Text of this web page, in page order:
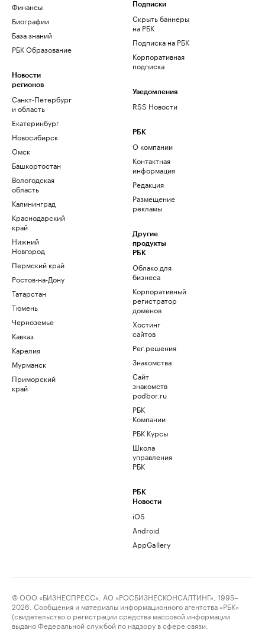
Финансы
Биографии
База знаний
РБК Образование
Новости
регионов
Санкт-Петербург
и область
Екатеринбург
Новосибирск
Омск
Башкортостан
Вологодская
область
Калининград
Краснодарский
край
Нижний
Новгород
Пермский край
Ростов-на-Дону
Татарстан
Тюмень
Черноземье
Кавказ
Карелия
Мурманск
Приморский
край
Подписки
Скрыть баннеры
на РБК
Подписка на РБК
Корпоративная
подписка
Уведомления
RSS Новости
РБК
О компании
Контактная
информация
Редакция
Размещение
рекламы
Другие
продукты
РБК
Облако для
бизнеса
Корпоративный
регистратор
доменов
Хостинг
сайтов
Рег.решения
Знакомства
Сайт
знакомств
podbor.ru
РБК
Компании
РБК Курсы
Школа
управления
РБК
РБК
Новости
iOS
Android
AppGallery
© ООО «БИЗНЕСПРЕСС», АО «РОСБИЗНЕСКОНСАЛТИНГ», 1995–
2026. Сообщения и материалы информационного агентства «РБК»
(свидетельство о регистрации средства массовой информации
выдано Федеральной службой по надзору в сфере связи,